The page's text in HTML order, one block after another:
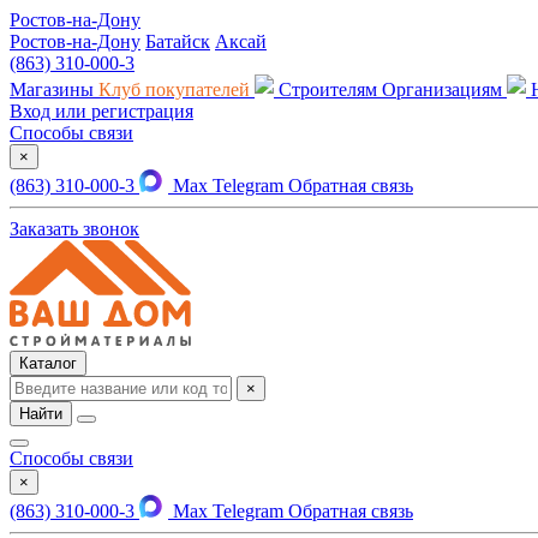
Ростов-на-Дону
Ростов-на-Дону Батайск Аксай
(863) 310-000-3
Магазины Клуб покупателей Строителям Организациям
Вход или регистрация
Способы связи
×
(863) 310-000-3 Max Telegram Обратная связь
Заказать звонок
Каталог
×
Найти
Способы связи
×
(863) 310-000-3 Max Telegram Обратная связь